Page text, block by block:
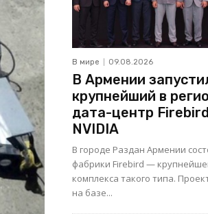
В мире 09.08.2026
В Армении
крупнейший в
дата-центр
NVIDIA
В городе Раздан Армении
фабрики Firebird —
комплекса такого типа.
на базе...